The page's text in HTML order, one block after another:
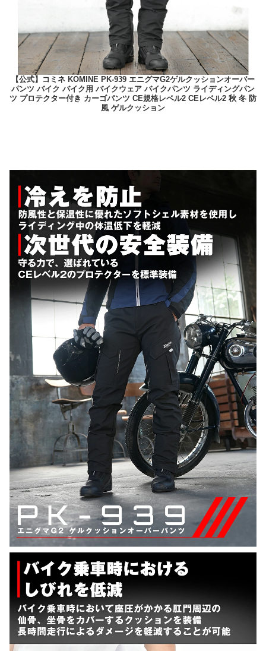
【公式】コミネ KOMINE PK-939 エニグマG2ゲルクッションオーバー
パンツ バイク バイク用 バイクウェア バイクパンツ ライディングパン
ツ プロテクター付き カーゴパンツ CE規格レベル2 CEレベル2 秋 冬 防
風 ゲルクッション